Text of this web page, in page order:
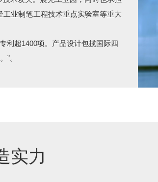
业制笔工程技术重点实验室等重大
利超1400项。产品设计包揽国际四
”。
实力